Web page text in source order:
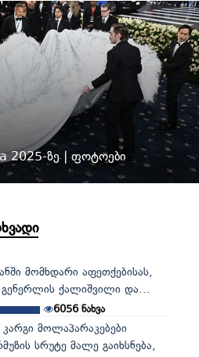
2025-ზე | ფოტოები
მომხდარი აფეთქებისას,
ქალიშვილი და...
6056ნახვა
მოლაპარაკებები
სრუტე მალე გაიხსნება,